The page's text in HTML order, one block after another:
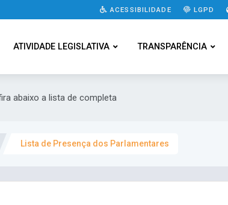
ACESSIBILIDADE LGPD
ATIVIDADE LEGISLATIVA TRANSPARÊNCIA
abaixo a lista de completa
Lista de Presença dos Parlamentares